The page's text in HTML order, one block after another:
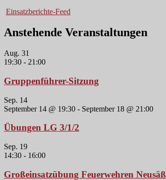
Einsatzberichte-Feed
Anstehende Veranstaltungen
Aug. 31
19:30 - 21:00
Gruppenführer-Sitzung
Sep. 14
September 14 @ 19:30 - September 18 @ 21:00
Übungen LG 3/1/2
Sep. 19
14:30 - 16:00
Großeinsatzübung Feuerwehren Neusäß